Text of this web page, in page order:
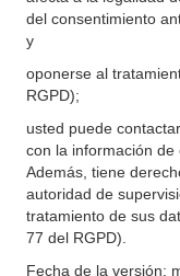
del consentimiento
y
oponerse al
RGPD);
usted puede
con la información de
Además, tiene
autoridad de
tratamiento de sus
77 del RGPD).
Fecha de la versión: